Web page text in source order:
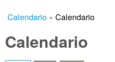
Usted está aquí
Calendario » Calendario
Calendario